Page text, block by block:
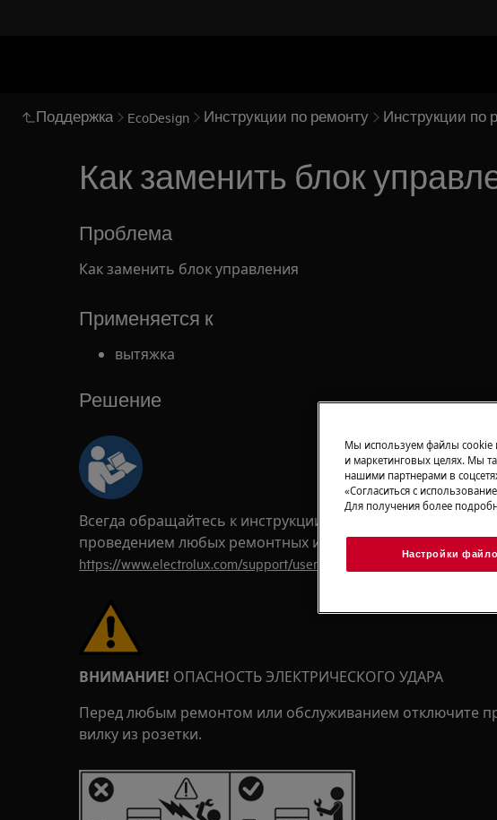
Поддержка EcoDesign Инструкции по ремонту Инструкции по
Как заменить блок
Проблема
Как заменить блок управления
Применяется к
вытяжка
Решение
Всегда обращайтесь к инструкции по безопасности
проведением любых ремонтных или обслуживающих
https://www.electrolux.com/support/user-manuals/
ВНИМАНИЕ! ОПАСНОСТЬ ЭЛЕКТРИЧЕСКОГО УДАРА
Перед любым ремонтом или обслуживанием отключите
вилку из розетки.
Мы используем файлы cookie
и маркетинговых целях. Мы
нашими партнерами в
«Согласиться с
Для получения более
Настройки